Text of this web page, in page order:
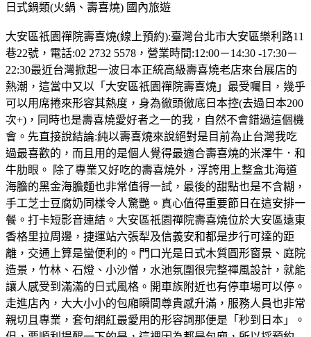
日式鍋類(火鍋、壽喜燒) 國內旅遊
大安區祇園禪院壽喜燒(線上預約):臺灣台北市大安區樂利路11
巷22號，電話:02 2732 5578，營業時間:12:00－14:30 -17:30－
22:30最近台灣掀起一波日本正統高級壽喜燒老店來台展店的
熱潮，這當中又以「大安區祇園禪院壽喜燒」最受囑目，幾乎
可以用席捲來形容其熱度，身為徹頭徹底日本控(去過日本200
次+)，同時也是壽喜燒愛好者之一的我，自然不會錯過這個機
會。先直接說結論:純以壽喜燒來說絕對是目前為止台灣我吃
過最喜歡的，而且用的是個人覺得最適合壽喜燒的米澤牛．和
牛肋眼。 除了專業又好吃的壽喜燒外，浮誇用上整盒北海道
海膽的黑金海膽麵也非常值得一試，最後的甜點也是不含糊，
手工芝士豆腐奶同樣令人驚艷。真心值得重要節日在這安排一
餐。打卡短影音連結。大安區祇園禪院壽喜燒位於大安區遠東
香格里拉周邊，捷運站六張犁及信義安和都是步行可達的距
離，交通上算是蠻便利的。門口光是日式木質圓形窗景、庭院
造景，竹林、石燈、小沙僧，水池氛圍很完整禪風設計，就能
讓人感受到滿滿的日式風格。開車族附近也有停車場可以停。
走進店內，大大小小的包廂瞬間尊貴感升滿，服務人員也非常
親切且專業，套句網紅最愛用的形容詞那便是「秒到日本」。